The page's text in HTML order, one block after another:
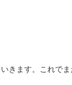
いきます。これで